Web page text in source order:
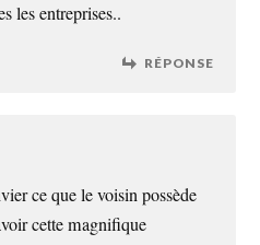
les entreprises..
RÉPONSE
ce que le voisin possède
cette magnifique